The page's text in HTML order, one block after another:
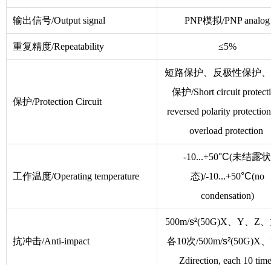
输出信号/Output signal PNP模拟/PNP analog
重复精度/Repeatability ≤5%
保护/Protection Circuit
短路保护、反极性保护
保护/Short circuit
reversed polarity
overload protection
工作温度/Operating temperature
-10...+50°C(未结露状
态)/-10...+50°C(no
condensation)
抗冲击/Anti-impact
500m/s²(50G)X、Y、Z
各10次/500m/s²(50G)X
Zdirection, each 10